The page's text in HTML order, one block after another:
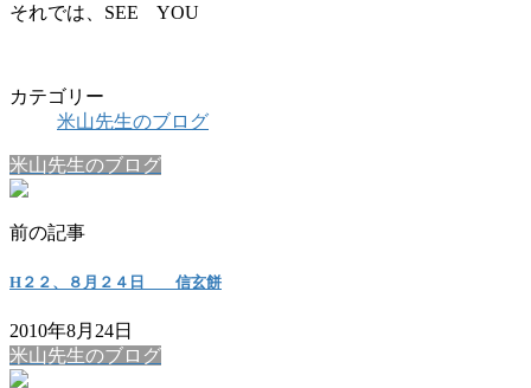
それでは、SEE YOU
カテゴリー
米山先生のブログ
米山先生のブログ
前の記事
H２２、８月２４日 信玄餅
2010年8月24日
米山先生のブログ